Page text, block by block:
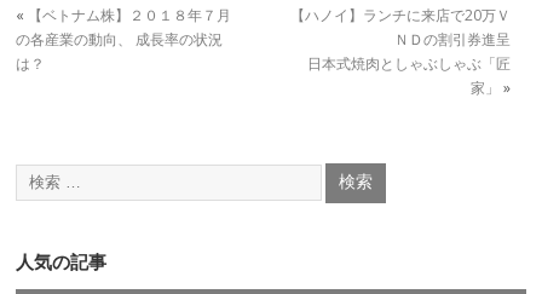
«
【ベトナム株】２０１８年７月
の各産業の動向、 成長率の状況
は？
【ハノイ】ランチに来店で20万Ｖ
ＮＤの割引券進呈
日本式焼肉としゃぶしゃぶ「匠
家」 »
人気の記事